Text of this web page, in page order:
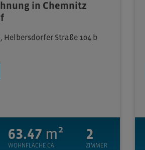
in Chemnitz
Helbersdorfer Straße 104 b
63.47 m²
WOHNFLÄCHE CA.
2
ZIMMER